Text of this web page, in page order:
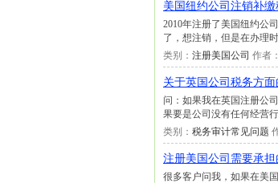
美国纽约公司注销补
2010年注册了美国纽约公
了，想注销，但是在办理
类别： 注册美国公司 作者：
关于英国公司税务方
问：如果我在英国注册公
果要是公司没有任何经营
类别： 税务审计常见问题
注册美国公司需要承
很多客户问我，如果在美